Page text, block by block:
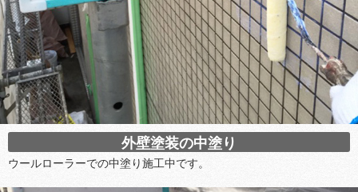
外壁塗装の中塗り
ウールローラーでの中塗り施工中です。